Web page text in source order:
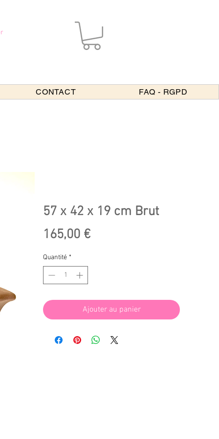
CONTACT FAQ - RGPD
57 x 42 x 19 cm Brut
165,00 €Prix
Quantité *
Ajouter au panier